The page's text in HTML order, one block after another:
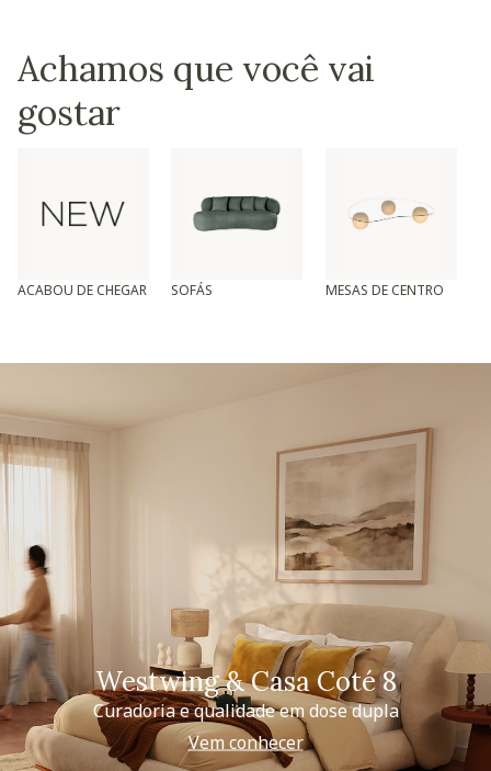
Achamos que você vai
gostar
ACABOU DE CHEGAR SOFÁS MESAS DE CENTRO
Westwing & Casa Coté 8
Curadoria e qualidade em dose dupla
Vem conhecer